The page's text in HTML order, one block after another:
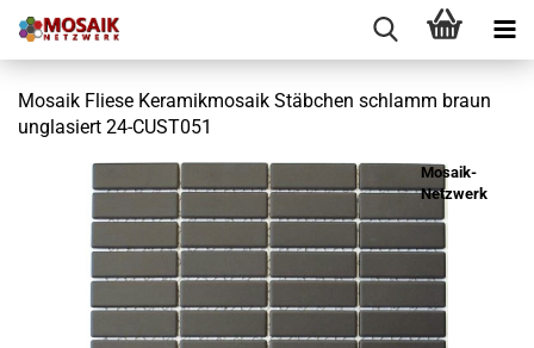
Mosaik Fliese Keramikmosaik Stäbchen schlamm braun
unglasiert 24-CUST051
Mosaik-
Netzwerk